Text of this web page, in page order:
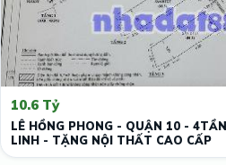
10.6 Tỷ
LÊ HỒNG PHONG - QUẬN 10 -
LINH - TẶNG NỘI THẤT CAO CẤP